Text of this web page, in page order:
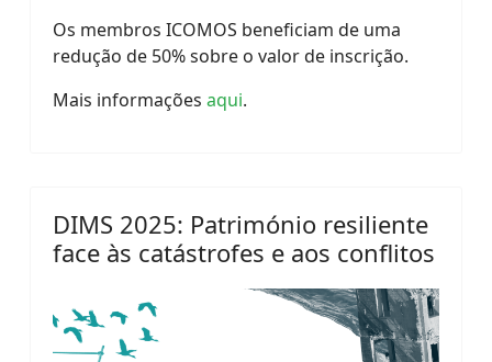
Os membros ICOMOS beneficiam de uma
redução de 50% sobre o valor de inscrição.
Mais informações aqui.
DIMS 2025: Património resiliente
face às catástrofes e aos conflitos